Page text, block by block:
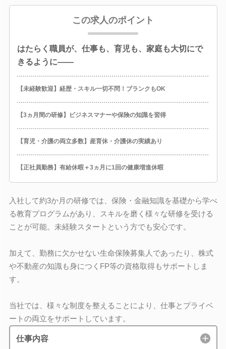
この求人のポイント
はたらく職員が、仕事も、育児も、家庭も大切にで
きるように――
【未経験歓迎】経歴・スキル一切不問！ブランクもOK
【3ヵ月間の研修】ビジネスマナーや保険の知識を習得
【育児・介護の両立多数】産育休・介護休の実績あり
【正社員勤務】有給休暇＋3ヵ月に1回の健康増進休暇
入社して約3か月の研修では、保険・金融知識を基礎から学べ
る教育プログラムがあり、スキルを磨く様々な研修を受ける
ことが可能。未経験スタートという方でも安心です。
加えて、勤務に欠かせない生命保険募集人であったり、株式
や不動産の知識も身につくFP等の資格取得もサポートしま
す。
当社では、様々な制度を整えることにより、仕事とプライベ
ートの両立をサポートしています。
仕事内容